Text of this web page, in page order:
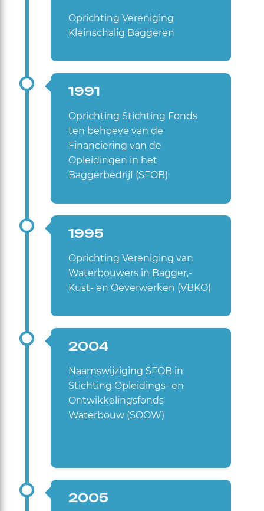
Oprichting Vereniging
Kleinschalig Baggeren
1991
Oprichting Stichting Fonds
ten behoeve van de
Financiering van de
Opleidingen in het
Baggerbedrijf (SFOB)
1995
Oprichting Vereniging van
Waterbouwers in Bagger,-
Kust- en Oeverwerken (VBKO)
2004
Naamswijziging SFOB in
Stichting Opleidings- en
Ontwikkelingsfonds
Waterbouw (SOOW)
2005